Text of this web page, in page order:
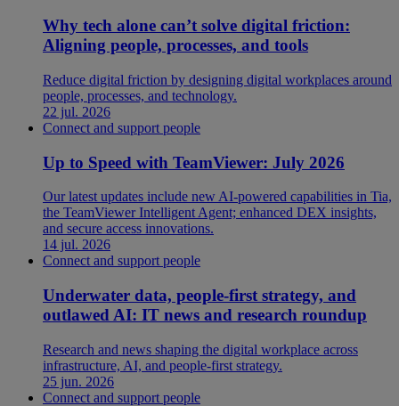
Why tech alone can’t solve digital friction:
Aligning people, processes, and tools
Reduce digital friction by designing digital workplaces around
people, processes, and technology.
22 jul. 2026
Connect and support people
Up to Speed with TeamViewer: July 2026
Our latest updates include new AI-powered capabilities in Tia,
the TeamViewer Intelligent Agent; enhanced DEX insights,
and secure access innovations.
14 jul. 2026
Connect and support people
Underwater data, people-first strategy, and
outlawed AI: IT news and research roundup
Research and news shaping the digital workplace across
infrastructure, AI, and people-first strategy.
25 jun. 2026
Connect and support people